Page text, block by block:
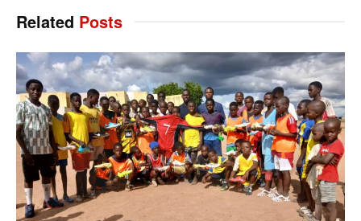
Related Posts